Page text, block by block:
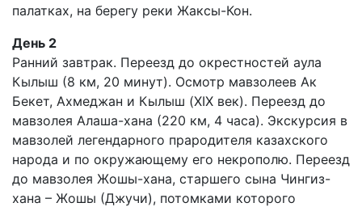
палатках, на берегу реки Жаксы-Кон.
День 2
Ранний завтрак. Переезд до окрестностей аула
Кылыш (8 км, 20 минут). Осмотр мавзолеев Ак
Бекет, Ахмеджан и Кылыш (XIX век). Переезд до
мавзолея Алаша-хана (220 км, 4 часа). Экскурсия в
мавзолей легендарного прародителя казахского
народа и по окружающему его некрополю. Переезд
до мавзолея Жошы-хана, старшего сына Чингиз-
хана – Жошы (Джучи), потомками которого